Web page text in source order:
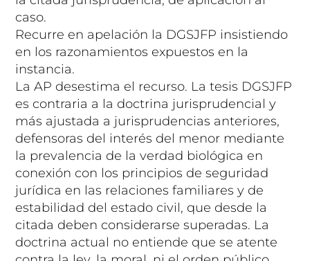
caso.
Recurre en apelación la DGSJFP insistiendo
en los razonamientos expuestos en la
instancia.
La AP desestima el recurso. La tesis DGSJFP
es contraria a la doctrina jurisprudencial y
más ajustada a jurisprudencias anteriores,
defensoras del interés del menor mediante
la prevalencia de la verdad biológica en
conexión con los principios de seguridad
jurídica en las relaciones familiares y de
estabilidad del estado civil, que desde la
citada deben considerarse superadas. La
doctrina actual no entiende que se atente